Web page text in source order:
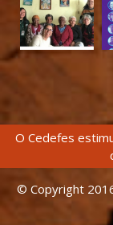
O Cedefes
© Copyright